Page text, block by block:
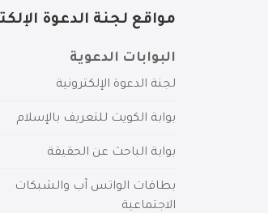
مواقع لجنة الدعوة
البوابات الدعوية
لجنة الدعوة الإلكترونية
بوابة الكويت للتعريف بالإسلام
بوابة الباحث عن الحقيقة
بطاقات الواتس آب والشبكات
الاجتماعية